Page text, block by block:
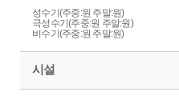
성수기(주중:원 주말:원)
극성수기(주중:원 주말:원)
비수기(주중:원 주말:원)
시설